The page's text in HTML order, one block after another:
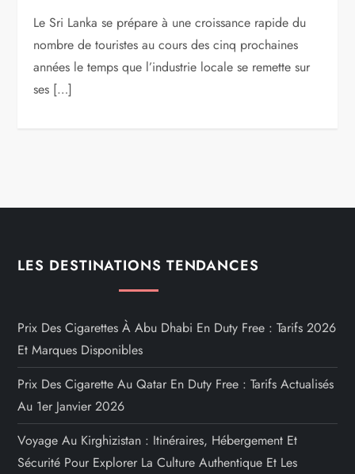
Le Sri Lanka se prépare à une croissance rapide du
nombre de touristes au cours des cinq prochaines
années le temps que l’industrie locale se remette sur
ses […]
LES DESTINATIONS TENDANCES
Prix Des Cigarettes À Abu Dhabi En Duty Free : Tarifs 2026
Et Marques Disponibles
Prix Des Cigarette Au Qatar En Duty Free : Tarifs Actualisés
Au 1er Janvier 2026
Voyage Au Kirghizistan : Itinéraires, Hébergement Et
Sécurité Pour Explorer La Culture Authentique Et Les